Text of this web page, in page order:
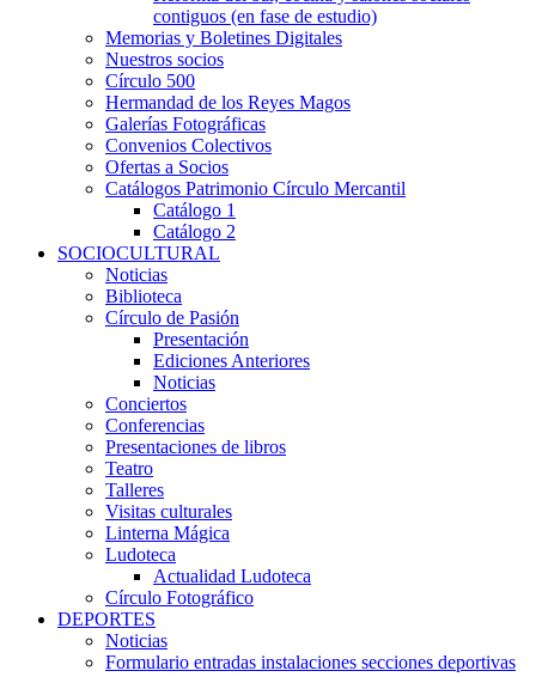
contiguos (en fase de estudio)
Memorias y Boletines Digitales
Nuestros socios
Círculo 500
Hermandad de los Reyes Magos
Galerías Fotográficas
Convenios Colectivos
Ofertas a Socios
Catálogos Patrimonio Círculo Mercantil
Catálogo 1
Catálogo 2
SOCIOCULTURAL
Noticias
Biblioteca
Círculo de Pasión
Presentación
Ediciones Anteriores
Noticias
Conciertos
Conferencias
Presentaciones de libros
Teatro
Talleres
Visitas culturales
Linterna Mágica
Ludoteca
Actualidad Ludoteca
Círculo Fotográfico
DEPORTES
Noticias
Formulario entradas instalaciones secciones deportivas